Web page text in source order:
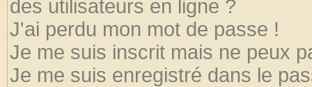
des utilisateurs en ligne ?
J'ai perdu mon mot de passe !
Je me suis inscrit mais ne peux
Je me suis enregistré dans le